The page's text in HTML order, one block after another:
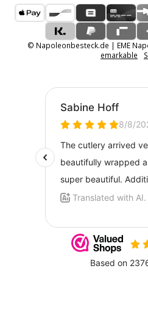
© Napoleonbesteck.de | EME
emarkable